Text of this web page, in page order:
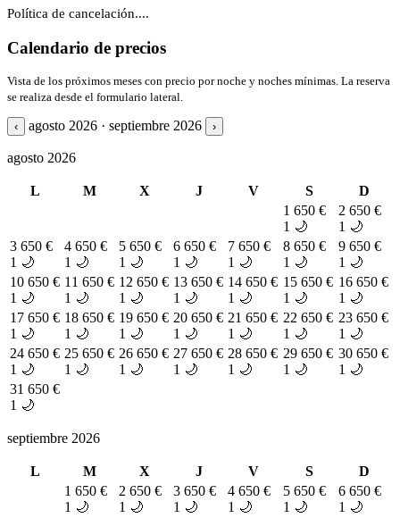
Política de cancelación....
Calendario de precios
Vista de los próximos meses con precio por noche y noches mínimas. La reserva
se realiza desde el formulario lateral.
‹ agosto 2026 · septiembre 2026 ›
agosto 2026
L M X J V S
D
1 650 €
1 🌙
2 650 €
1 🌙
3 650 €
1 🌙
4 650 €
1 🌙
5 650 €
1 🌙
6 650 €
1 🌙
7 650 €
1 🌙
8 650 €
1 🌙
9 650 €
1 🌙
10 650 €
1 🌙
11 650 €
1 🌙
12 650 €
1 🌙
13 650 €
1 🌙
14 650 €
1 🌙
15 650 €
1 🌙
16 650 €
1 🌙
17 650 €
1 🌙
18 650 €
1 🌙
19 650 €
1 🌙
20 650 €
1 🌙
21 650 €
1 🌙
22 650 €
1 🌙
23 650 €
1 🌙
24 650 €
1 🌙
25 650 €
1 🌙
26 650 €
1 🌙
27 650 €
1 🌙
28 650 €
1 🌙
29 650 €
1 🌙
30 650 €
1 🌙
31 650 €
1 🌙
septiembre 2026
L M X J V S
D
1 650 €
1 🌙
2 650 €
1 🌙
3 650 €
1 🌙
4 650 €
1 🌙
5 650 €
1 🌙
6 650 €
1 🌙